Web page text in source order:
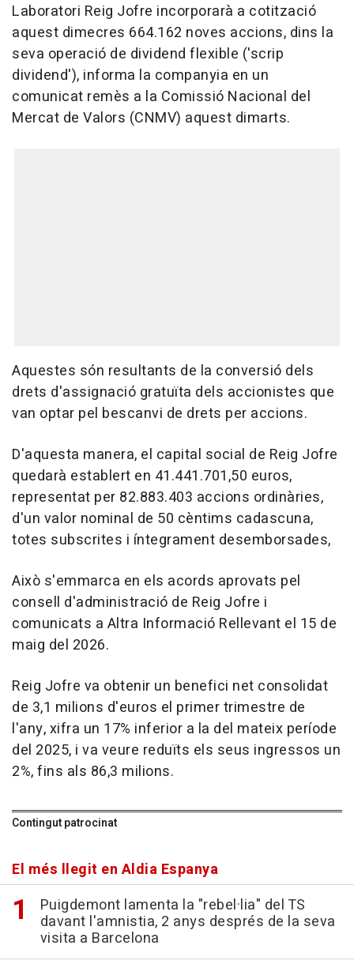
Laboratori Reig Jofre incorporarà a cotització
aquest dimecres 664.162 noves accions, dins la
seva operació de dividend flexible ('scrip
dividend'), informa la companyia en un
comunicat remès a la Comissió Nacional del
Mercat de Valors (CNMV) aquest dimarts.
Aquestes són resultants de la conversió dels
drets d'assignació gratuïta dels accionistes que
van optar pel bescanvi de drets per accions.
D'aquesta manera, el capital social de Reig Jofre
quedarà establert en 41.441.701,50 euros,
representat per 82.883.403 accions ordinàries,
d'un valor nominal de 50 cèntims cadascuna,
totes subscrites i íntegrament desemborsades,
Això s'emmarca en els acords aprovats pel
consell d'administració de Reig Jofre i
comunicats a Altra Informació Rellevant el 15 de
maig del 2026.
Reig Jofre va obtenir un benefici net consolidat
de 3,1 milions d'euros el primer trimestre de
l'any, xifra un 17% inferior a la del mateix període
del 2025, i va veure reduïts els seus ingressos un
2%, fins als 86,3 milions.
Contingut patrocinat
El més llegit en Aldia Espanya
Puigdemont lamenta la "rebel·lia" del TS
davant l'amnistia, 2 anys després de la seva
visita a Barcelona